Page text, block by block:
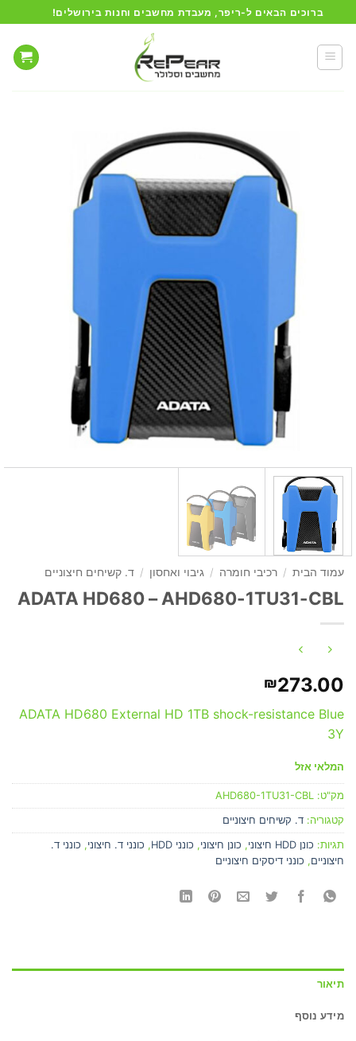
to
content
ברוכים הבאים ל-ריפר, מעבדת מחשבים וחנות בירושלים!
עמוד הבית / רכיבי חומרה / גיבוי ואחסון / ד. קשיחים חיצוניים
ADATA HD680 – AHD680-1TU31-CBL
₪273.00
ADATA HD680 External HD 1TB shock-resistance Blue
3Y
המלאי אזל
מק"ט: AHD680-1TU31-CBL
קטגוריה: ד. קשיחים חיצוניים
תגיות: כונן HDD חיצוני , כונן חיצוני, כונני HDD , כונני ד. חיצוני, כונני ד.
חיצוניים, כונני דיסקים חיצוניים
תיאור
מידע נוסף